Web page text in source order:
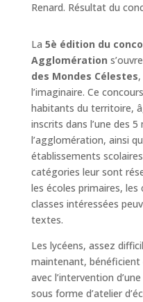
Renard. Résultat du
La 5è édition du
Agglomération
des Mondes Célestes
l’imaginaire. Ce
habitants du territoire,
inscrits dans l’une des
l’agglomération, ainsi
établissements
catégories leur sont
les écoles primaires, les
classes intéressées
textes.
Les lycéens, assez
maintenant, bénéficient
avec l’intervention
sous forme d’atelier